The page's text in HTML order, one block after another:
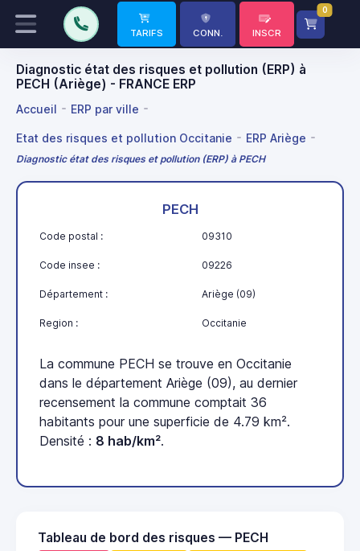
TARIFS CONN. INSCR
0
Diagnostic état des risques et pollution (ERP) à
PECH (Ariège) - FRANCE ERP
Accueil ERP par ville
Etat des risques et pollution Occitanie ERP Ariège
Diagnostic état des risques et pollution (ERP) à PECH
PECH
Code postal : 09310
Code insee : 09226
Département : Ariège (09)
Region : Occitanie
La commune PECH se trouve en Occitanie
dans le département Ariège (09), au dernier
recensement la commune comptait 36
habitants pour une superficie de 4.79 km².
Densité : 8 hab/km².
Tableau de bord des risques — PECH